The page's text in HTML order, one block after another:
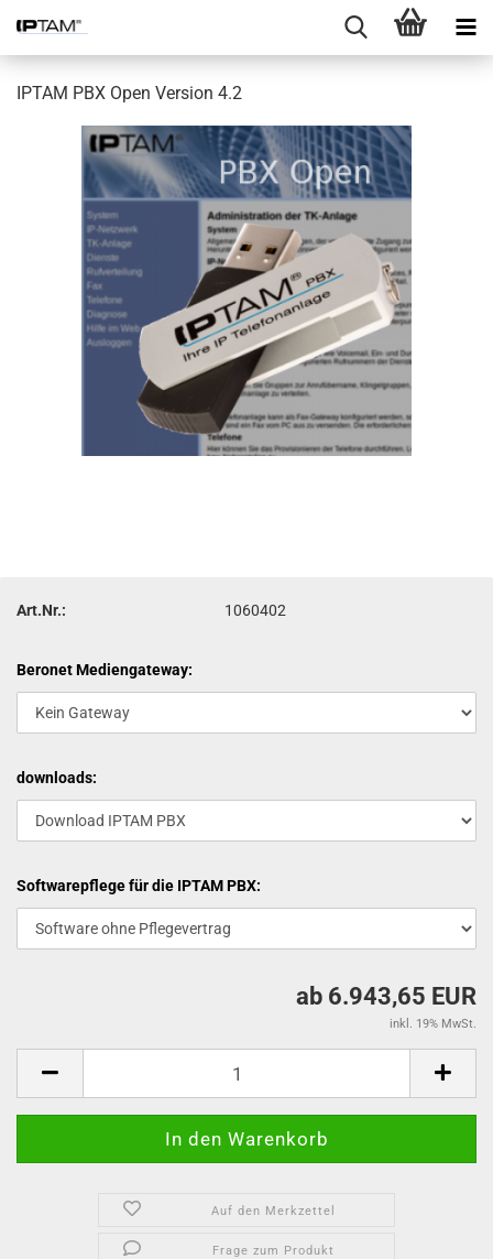
IPTAM PBX Open Version 4.2
Art.Nr.: 1060402
Beronet Mediengateway:
downloads:
Softwarepflege für die IPTAM PBX:
ab 6.943,65 EUR
inkl. 19% MwSt.
Auf den Merkzettel
Frage zum Produkt